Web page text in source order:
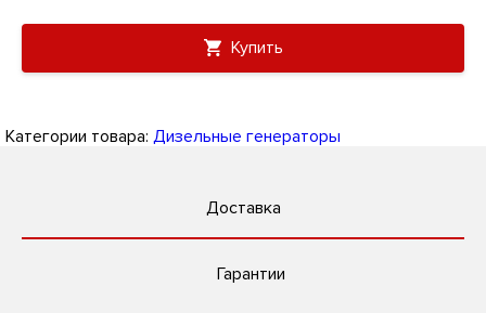
Купить
Категории товара: Дизельные генераторы
Доставка
Гарантии